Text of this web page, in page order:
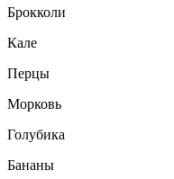
Брокколи
Кале
Перцы
Морковь
Голубика
Бананы